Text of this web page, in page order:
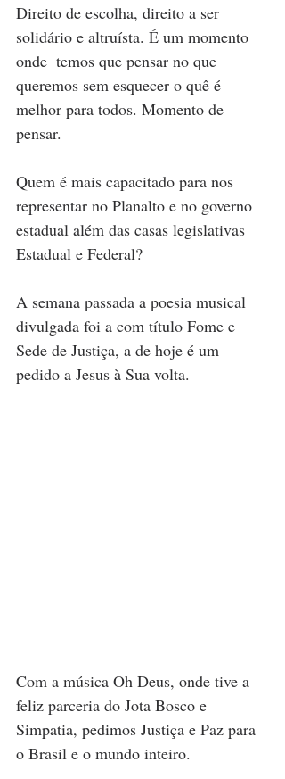
Direito de escolha, direito a ser
solidário e altruísta. É um momento
onde  temos que pensar no que
queremos sem esquecer o quê é
melhor para todos. Momento de
pensar.
Quem é mais capacitado para nos
representar no Planalto e no governo
estadual além das casas legislativas
Estadual e Federal?
A semana passada a poesia musical
divulgada foi a com título Fome e
Sede de Justiça, a de hoje é um
pedido a Jesus à Sua volta.
Com a música Oh Deus, onde tive a
feliz parceria do Jota Bosco e
Simpatia, pedimos Justiça e Paz para
o Brasil e o mundo inteiro.